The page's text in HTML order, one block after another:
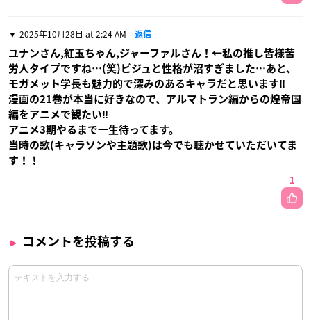
2025年10月28日 at 2:24 AM 返信
ユナンさん,紅玉ちゃん,ジャーファルさん！←私の推し皆様苦
労人タイプですね…(笑)ビジュと性格が沼すぎました…あと、
モガメット学長も魅力的で深みのあるキャラだと思います‼︎
漫画の21巻が本当に好きなので、アルマトラン編からの煌帝国
編をアニメで観たい‼︎
アニメ3期やるまで一生待ってます。
当時の歌(キャラソンや主題歌)は今でも聴かせていただいてま
す！！
1
コメントを投稿する